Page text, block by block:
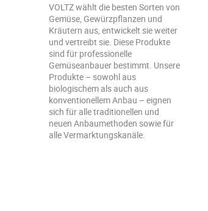
VOLTZ wählt die besten Sorten von
Gemüse, Gewürzpflanzen und
Kräutern aus, entwickelt sie weiter
und vertreibt sie. Diese Produkte
sind für professionelle
Gemüseanbauer bestimmt. Unsere
Produkte – sowohl aus
biologischem als auch aus
konventionellem Anbau – eignen
sich für alle traditionellen und
neuen Anbaumethoden sowie für
alle Vermarktungskanäle.